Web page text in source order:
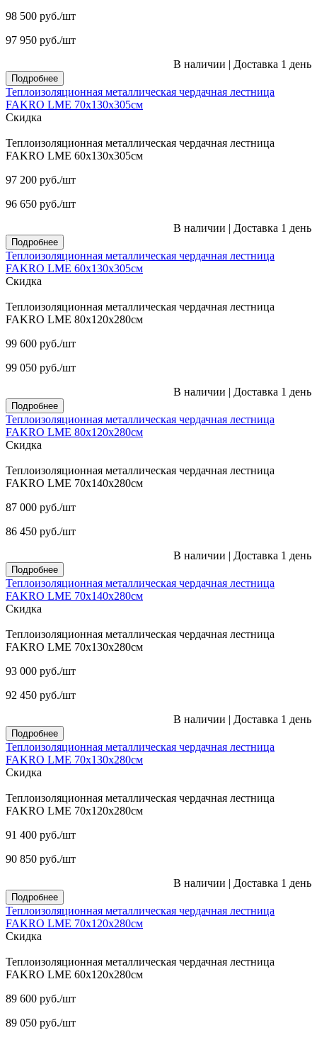
98 500 руб./шт
97 950 руб./шт
В наличии | Доставка 1 день
Подробнее
Теплоизоляционная металлическая чердачная лестница
FAKRO LME 70х130х305см
Скидка
Теплоизоляционная металлическая чердачная лестница
FAKRO LME 60х130х305см
97 200 руб./шт
96 650 руб./шт
В наличии | Доставка 1 день
Подробнее
Теплоизоляционная металлическая чердачная лестница
FAKRO LME 60х130х305см
Скидка
Теплоизоляционная металлическая чердачная лестница
FAKRO LME 80х120х280см
99 600 руб./шт
99 050 руб./шт
В наличии | Доставка 1 день
Подробнее
Теплоизоляционная металлическая чердачная лестница
FAKRO LME 80х120х280см
Скидка
Теплоизоляционная металлическая чердачная лестница
FAKRO LME 70х140х280см
87 000 руб./шт
86 450 руб./шт
В наличии | Доставка 1 день
Подробнее
Теплоизоляционная металлическая чердачная лестница
FAKRO LME 70х140х280см
Скидка
Теплоизоляционная металлическая чердачная лестница
FAKRO LME 70х130х280см
93 000 руб./шт
92 450 руб./шт
В наличии | Доставка 1 день
Подробнее
Теплоизоляционная металлическая чердачная лестница
FAKRO LME 70х130х280см
Скидка
Теплоизоляционная металлическая чердачная лестница
FAKRO LME 70х120х280см
91 400 руб./шт
90 850 руб./шт
В наличии | Доставка 1 день
Подробнее
Теплоизоляционная металлическая чердачная лестница
FAKRO LME 70х120х280см
Скидка
Теплоизоляционная металлическая чердачная лестница
FAKRO LME 60х120х280см
89 600 руб./шт
89 050 руб./шт